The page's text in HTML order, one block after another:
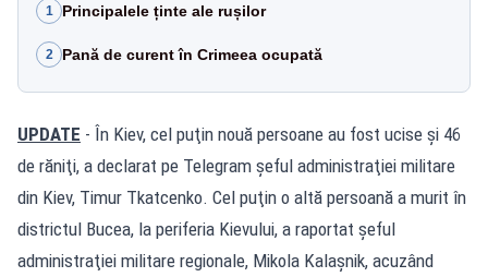
1 Principalele ținte ale rușilor
2 Pană de curent în Crimeea ocupată
UPDATE - În Kiev, cel puţin nouă persoane au fost ucise şi 46
de răniţi, a declarat pe Telegram şeful administraţiei militare
din Kiev, Timur Tkatcenko. Cel puţin o altă persoană a murit în
districtul Bucea, la periferia Kievului, a raportat şeful
administraţiei militare regionale, Mikola Kalaşnik, acuzând